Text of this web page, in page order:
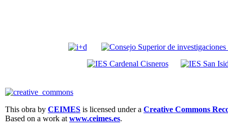
This obra by CEIMES is licensed under a Creative Commons
Based on a work at www.ceimes.es.